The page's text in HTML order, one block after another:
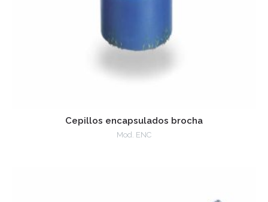
Cepillos encapsulados brocha
Mod. ENC